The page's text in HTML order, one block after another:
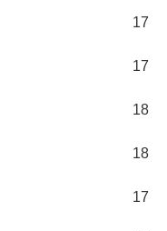
17
17
18
18
17